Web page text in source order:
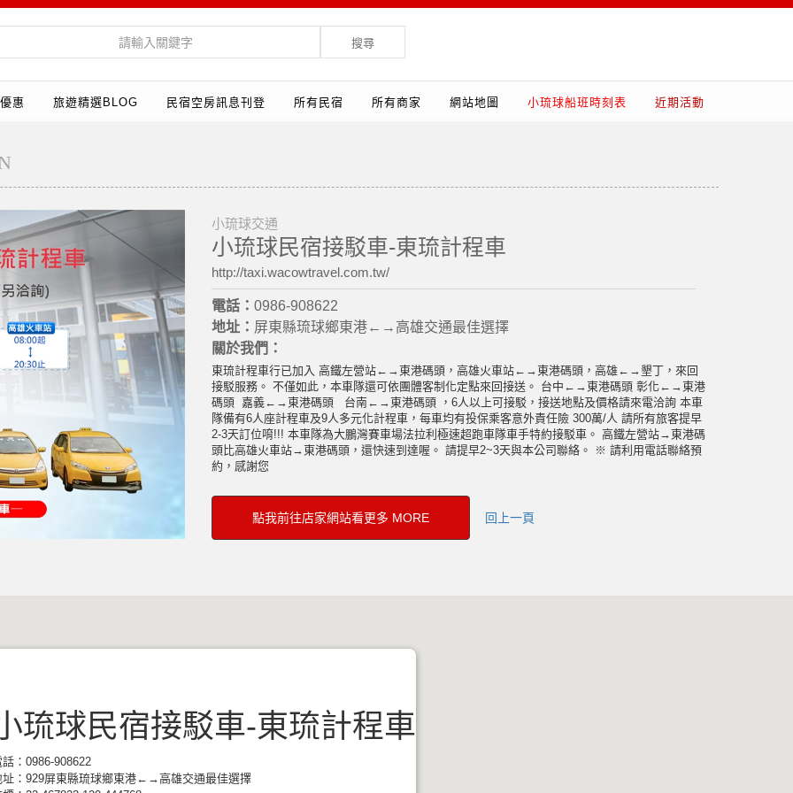
搜尋
惠 旅遊精選BLOG 民宿空房訊息刊登 所有民宿 所有商家 網站地圖 小琉球船班時刻表 近期活動
小琉球交通
小琉球民宿接駁車-東琉計程車
http://taxi.wacowtravel.com.tw/
電話： 0986-908622
地址： 屏東縣琉球鄉東港←→高雄交通最佳選擇
關於我們：
東琉計程車行已加入 高鐵左營站←→東港碼頭，高雄火車站←→東港碼頭，高雄←→墾丁，來回
接駁服務。 不僅如此，本車隊還可依團體客制化定點來回接送。 台中←→東港碼頭 彰化←→東港
碼頭 嘉義←→東港碼頭 台南←→東港碼頭 ，6人以上可接駁，接送地點及價格請來電洽詢 本車
隊備有6人座計程車及9人多元化計程車，每車均有投保乘客意外責任險 300萬/人 請所有旅客提早
2-3天訂位唷!!! 本車隊為大鵬灣賽車場法拉利極速超跑車隊車手特約接駁車。 高鐵左營站→東港碼
頭比高雄火車站→東港碼頭，還快速到達喔。 請提早2~3天與本公司聯絡。 ※ 請利用電話聯絡預
約，感謝您
點我前往店家網站看更多 MORE 回上一頁
琉球民宿接駁車-東琉計程車
話：0986-908622
址：929屏東縣琉球鄉東港←→高雄交通最佳選擇